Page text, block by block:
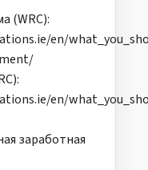
(WRC):
en/
en/
заработная